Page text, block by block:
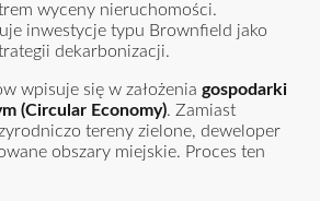
wyceny nieruchomości.
inwestycje typu Brownfield jako
dekarbonizacji.
wpisuje się w założenia gospodarki
(Circular Economy). Zamiast
tereny zielone, deweloper
obszary miejskie. Proces ten